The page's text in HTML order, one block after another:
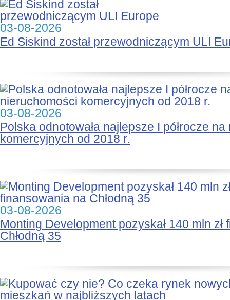
03-08-2026
Ed Siskind został przewodniczącym ULI
03-08-2026
Polska odnotowała najlepsze I półrocze
komercyjnych od 2018 r.
03-08-2026
Monting Development pozyskał 140 mln zł
Chłodną 35